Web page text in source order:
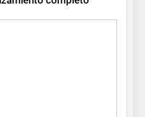
el espectáculo de
acrobática a